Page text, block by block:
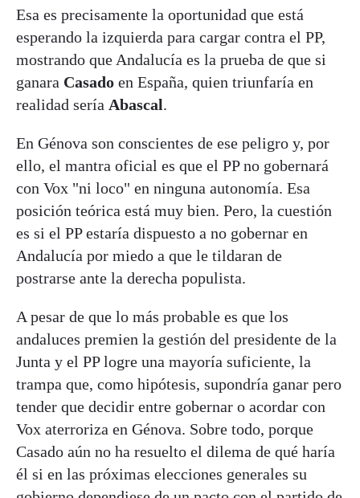
Esa es precisamente la oportunidad que está
esperando la izquierda para cargar contra el PP,
mostrando que Andalucía es la prueba de que si
ganara Casado en España, quien triunfaría en
realidad sería Abascal.
En Génova son conscientes de ese peligro y, por
ello, el mantra oficial es que el PP no gobernará
con Vox "ni loco" en ninguna autonomía. Esa
posición teórica está muy bien. Pero, la cuestión
es si el PP estaría dispuesto a no gobernar en
Andalucía por miedo a que le tildaran de
postrarse ante la derecha populista.
A pesar de que lo más probable es que los
andaluces premien la gestión del presidente de la
Junta y el PP logre una mayoría suficiente, la
trampa que, como hipótesis, supondría ganar pero
tender que decidir entre gobernar o acordar con
Vox aterroriza en Génova. Sobre todo, porque
Casado aún no ha resuelto el dilema de qué haría
él si en las próximas elecciones generales su